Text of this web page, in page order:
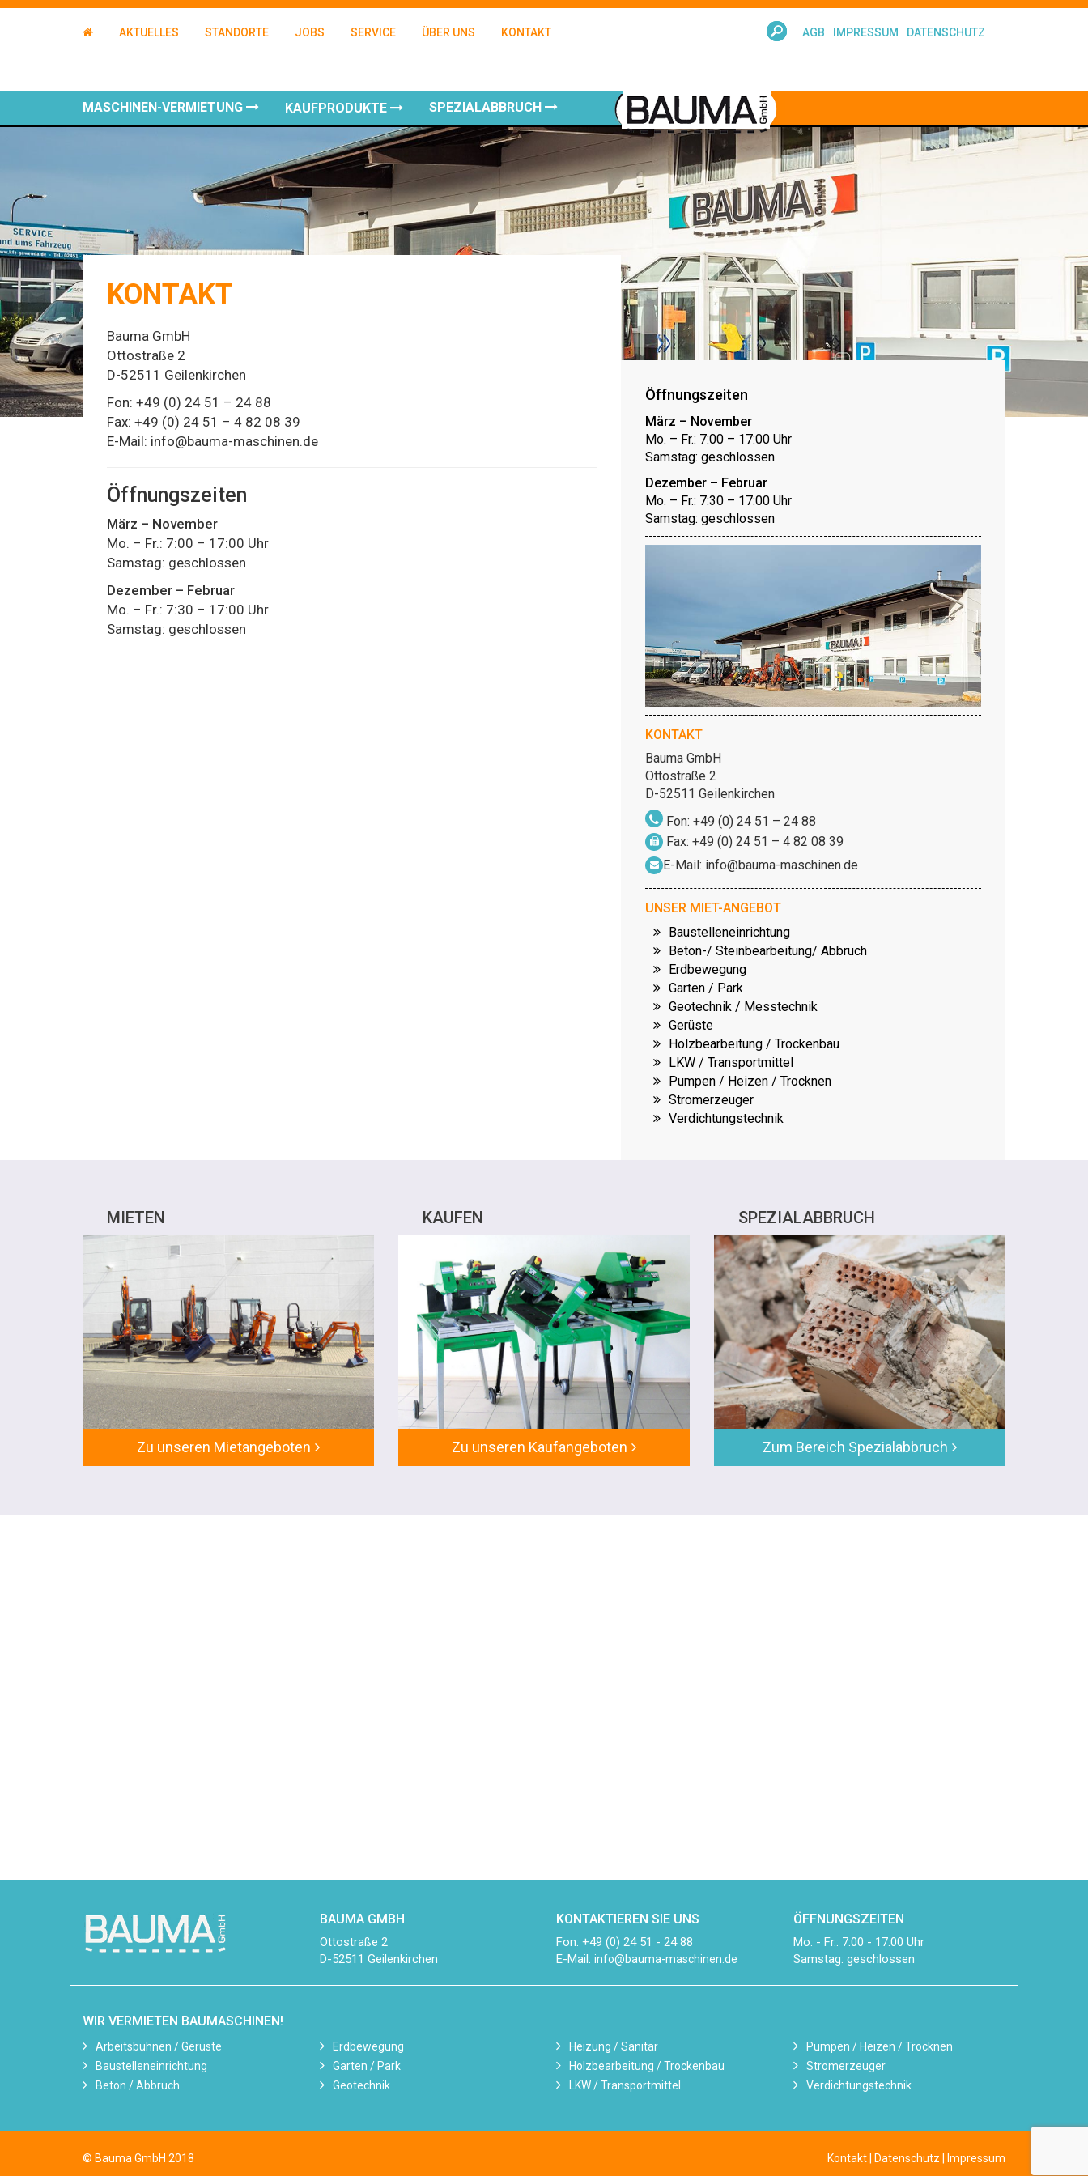
AKTUELLES STANDORTE JOBS SERVICE ÜBER UNS KONTAKT AGB IMPRESSUM DATENSCHUTZ
MASCHINEN-VERMIETUNG KAUFPRODUKTE SPEZIALABBRUCH
KONTAKT
Bauma GmbH
Ottostraße 2
D-52511 Geilenkirchen
Fon: +49 (0) 24 51 – 24 88
Fax: +49 (0) 24 51 – 4 82 08 39
E-Mail: info@bauma-maschinen.de
Öffnungszeiten
März – November
Mo. – Fr.: 7:00 – 17:00 Uhr
Samstag: geschlossen
Dezember – Februar
Mo. – Fr.: 7:30 – 17:00 Uhr
Samstag: geschlossen
Öffnungszeiten
März – November
Mo. – Fr.: 7:00 – 17:00 Uhr
Samstag: geschlossen
Dezember – Februar
Mo. – Fr.: 7:30 – 17:00 Uhr
Samstag: geschlossen
KONTAKT
Bauma GmbH
Ottostraße 2
D-52511 Geilenkirchen
Fon: +49 (0) 24 51 – 24 88
Fax: +49 (0) 24 51 – 4 82 08 39
E-Mail: info@bauma-maschinen.de
UNSER MIET-ANGEBOT
Baustelleneinrichtung
Beton-/ Steinbearbeitung/ Abbruch
Erdbewegung
Garten / Park
Geotechnik / Messtechnik
Gerüste
Holzbearbeitung / Trockenbau
LKW / Transportmittel
Pumpen / Heizen / Trocknen
Stromerzeuger
Verdichtungstechnik
MIETEN
Zu unseren Mietangeboten
KAUFEN
Zu unseren Kaufangeboten
SPEZIALABBRUCH
Zum Bereich Spezialabbruch
BAUMA GMBH
Ottostraße 2
D-52511 Geilenkirchen
KONTAKTIEREN SIE UNS
Fon: +49 (0) 24 51 - 24 88
E-Mail: info@bauma-maschinen.de
ÖFFNUNGSZEITEN
Mo. - Fr.: 7:00 - 17:00 Uhr
Samstag: geschlossen
WIR VERMIETEN BAUMASCHINEN!
Arbeitsbühnen / Gerüste
Baustelleneinrichtung
Beton / Abbruch
Erdbewegung
Garten / Park
Geotechnik
Heizung / Sanitär
Holzbearbeitung / Trockenbau
LKW / Transportmittel
Pumpen / Heizen / Trocknen
Stromerzeuger
Verdichtungstechnik
© Bauma GmbH 2018 Kontakt Datenschutz Impressum